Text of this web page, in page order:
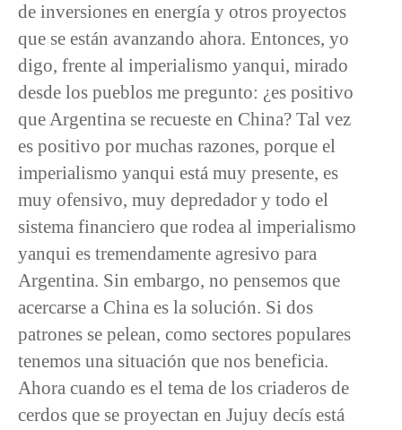
de inversiones en energía y otros proyectos
que se están avanzando ahora. Entonces, yo
digo, frente al imperialismo yanqui, mirado
desde los pueblos me pregunto: ¿es positivo
que Argentina se recueste en China? Tal vez
es positivo por muchas razones, porque el
imperialismo yanqui está muy presente, es
muy ofensivo, muy depredador y todo el
sistema financiero que rodea al imperialismo
yanqui es tremendamente agresivo para
Argentina. Sin embargo, no pensemos que
acercarse a China es la solución. Si dos
patrones se pelean, como sectores populares
tenemos una situación que nos beneficia.
Ahora cuando es el tema de los criaderos de
cerdos que se proyectan en Jujuy decís está